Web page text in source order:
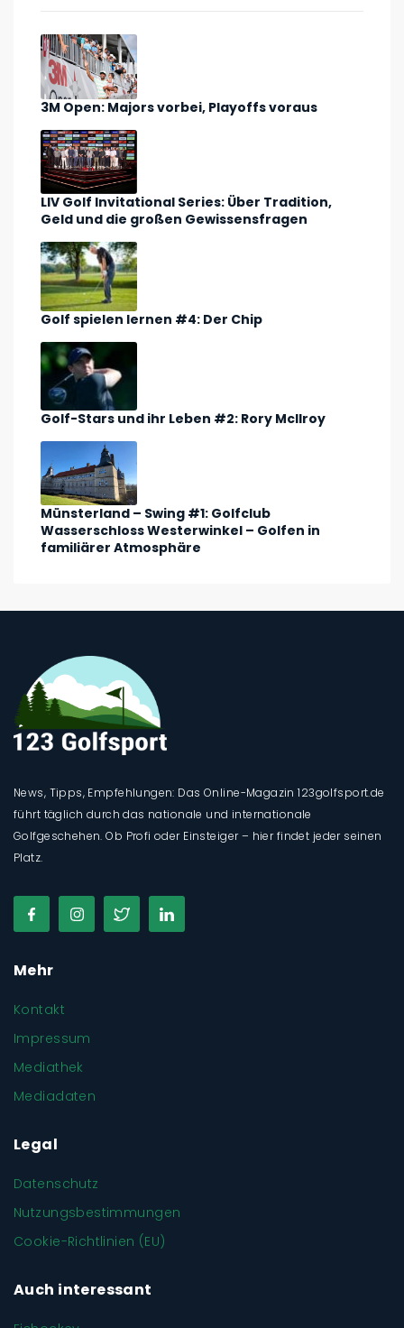
3M Open: Majors vorbei, Playoffs voraus
LIV Golf Invitational Series: Über Tradition,
Geld und die großen Gewissensfragen
Golf spielen lernen #4: Der Chip
Golf-Stars und ihr Leben #2: Rory McIlroy
Münsterland – Swing #1: Golfclub
Wasserschloss Westerwinkel – Golfen in
familiärer Atmosphäre
News, Tipps, Empfehlungen: Das Online-Magazin 123golfsport.de
führt täglich durch das nationale und internationale
Golfgeschehen. Ob Profi oder Einsteiger – hier findet jeder seinen
Platz.
Mehr
Kontakt
Impressum
Mediathek
Mediadaten
Legal
Datenschutz
Nutzungsbestimmungen
Cookie-Richtlinien (EU)
Auch interessant